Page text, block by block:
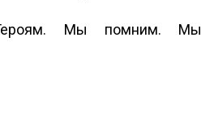
Мы помним. Мы